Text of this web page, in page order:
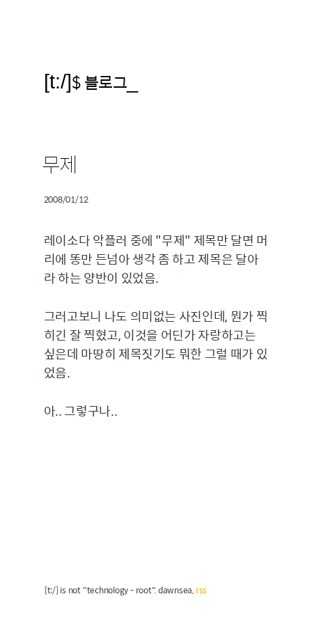
[t:/]$ 블로그
무제
2008/01/12
레이소다 악플러 중에 "무제" 제목만 달면 머
리에 똥만 든넘아 생각 좀 하고 제목은 달아
라 하는 양반이 있었음.
그러고보니 나도 의미없는 사진인데, 뭔가 찍
히긴 잘 찍혔고, 이것을 어딘가 자랑하고는
싶은데 마땅히 제목짓기도 뭐한 그럴 때가 있
었음.
아.. 그렇구나..
[t:/] is not "technology - root". dawnsea, rss